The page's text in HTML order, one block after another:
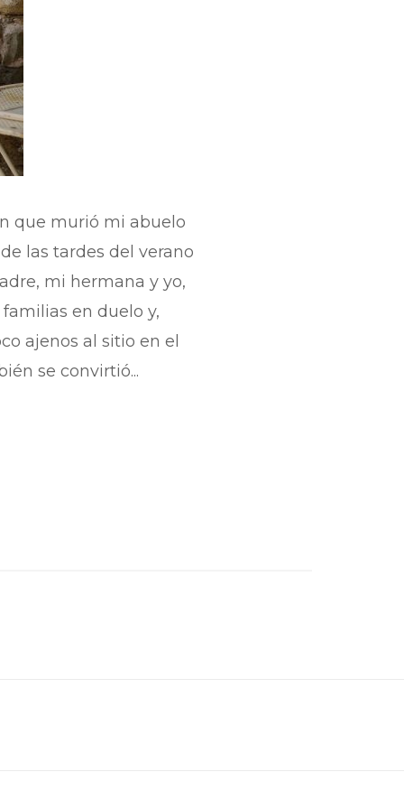
que murió mi abuelo
las tardes del verano
mi hermana y yo,
en duelo y,
ajenos al sitio en el
se convirtió...